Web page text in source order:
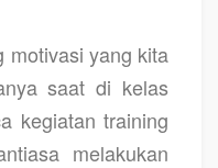
motivasi yang kita
saat di kelas
kegiatan training
melakukan